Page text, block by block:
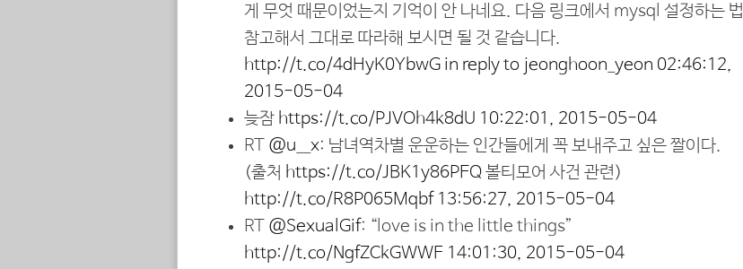
게 무엇 때문이었는지 기억이 안 나네요. 다음 링크에서 mysql 설정하는 법
참고해서 그대로 따라해 보시면 될 것 같습니다.
http://t.co/4dHyK0YbwG in reply to jeonghoon_yeon 02:46:12,
2015-05-04
늦잠 https://t.co/PJVOh4k8dU 10:22:01, 2015-05-04
RT @u__x: 남녀역차별 운운하는 인간들에게 꼭 보내주고 싶은 짤이다.
(출처 https://t.co/JBK1y86PEQ볼티모어 사건 관련)
http://t.co/R8P065Mqbf 13:56:27, 2015-05-04
RT @SexualGif: “love is in the little things”
http://t.co/NgfZCkGWWF 14:01:30, 2015-05-04